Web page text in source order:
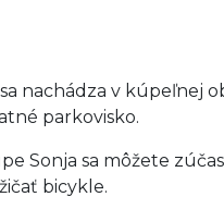
nachádza v kúpeľnej
parkovisko.
Sonja sa môžete
bicykle.